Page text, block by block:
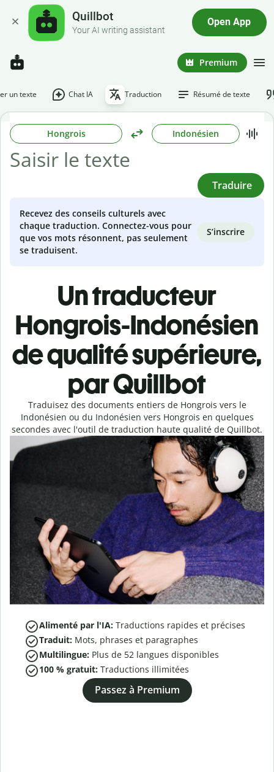
Quillbot
Your AI writing assistant
Open App
Premium
un texte Chat IA Traduction Résumé de texte
Hongrois Indonésien
Traduire
Recevez des conseils culturels avec
chaque traduction. Connectez-vous pour
que vos mots résonnent, pas seulement
se traduisent.
S’inscrire
Un traducteur
Hongrois-Indonésien
de qualité supérieure,
par Quillbot
Traduisez des documents entiers de Hongrois vers le
Indonésien ou du Indonésien vers Hongrois en quelques
secondes avec l'outil de traduction haute qualité de Quillbot.
Alimenté par l'IA: Traductions rapides et précises
Traduit: Mots, phrases et paragraphes
Multilingue: Plus de 52 langues disponibles
100 % gratuit: Traductions illimitées
Passez à Premium